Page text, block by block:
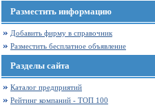
Разместить информацию
Добавить фирму в справочник
Разместить бесплатное объявление
Разделы сайта
Каталог предприятий
Рейтинг компаний - ТОП 100